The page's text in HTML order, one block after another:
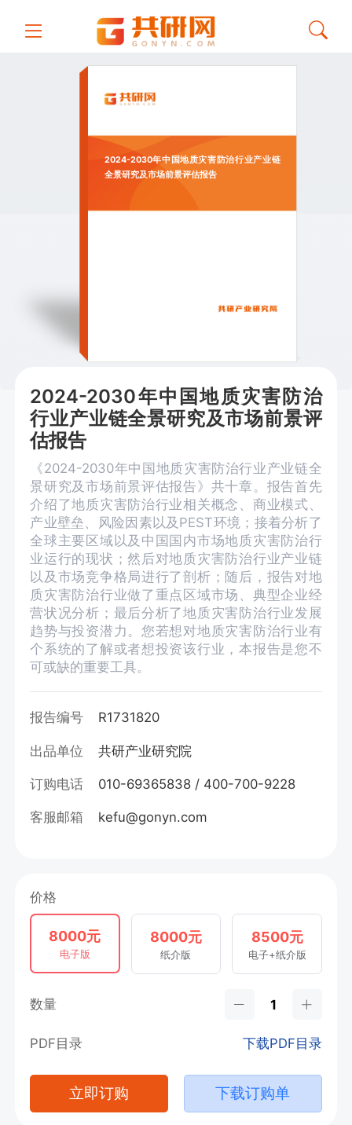
2024-2030年中国地质灾害防治行业产业链
全景研究及市场前景评估报告
2024-2030年中国地质灾害防治
行业产业链全景研究及市场前景评
估报告
《2024-2030年中国地质灾害防治行业产业链全
景研究及市场前景评估报告》共十章。报告首先
介绍了地质灾害防治行业相关概念、商业模式、
产业壁垒、风险因素以及PEST环境；接着分析了
全球主要区域以及中国国内市场地质灾害防治行
业运行的现状；然后对地质灾害防治行业产业链
以及市场竞争格局进行了剖析；随后，报告对地
质灾害防治行业做了重点区域市场、典型企业经
营状况分析；最后分析了地质灾害防治行业发展
趋势与投资潜力。您若想对地质灾害防治行业有
个系统的了解或者想投资该行业，本报告是您不
可或缺的重要工具。
报告编号 R1731820
出品单位 共研产业研究院
订购电话 010-69365838 / 400-700-9228
客服邮箱 kefu@gonyn.com
价格
8000元
电子版
8000元
纸介版
8500元
电子+纸介版
数量
PDF目录 下载PDF目录
立即订购 下载订购单